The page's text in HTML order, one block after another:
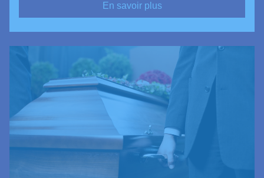
En savoir plus